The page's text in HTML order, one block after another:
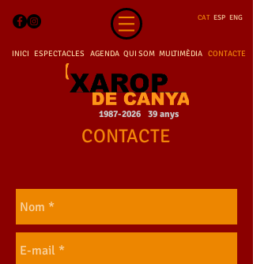
CAT ESP ENG
INICI ESPECTACLES AGENDA QUI SOM MULTIMÈDIA CONTACTE
1987-2026 39 anys
CONTACTE